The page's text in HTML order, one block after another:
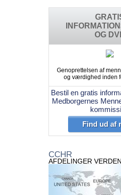
OG
Genoprettelsen af
og værdighed inden
Bestil en gratis
Medborgernes
Find ud af
CCHR
AFDELINGER